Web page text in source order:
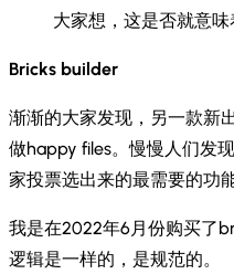
大家想，这是否就意
Bricks builder
渐渐的大家发现，另一款新
做happy files。慢慢人们发
家投票选出来的最需要的功
我是在2022年6月份购买了
逻辑是一样的，是规范的。